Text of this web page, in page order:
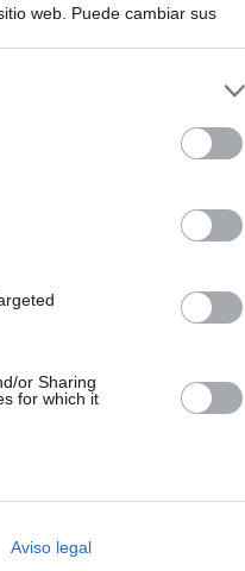
web. Puede cambiar sus
or Sharing
for which it
Aviso legal
news